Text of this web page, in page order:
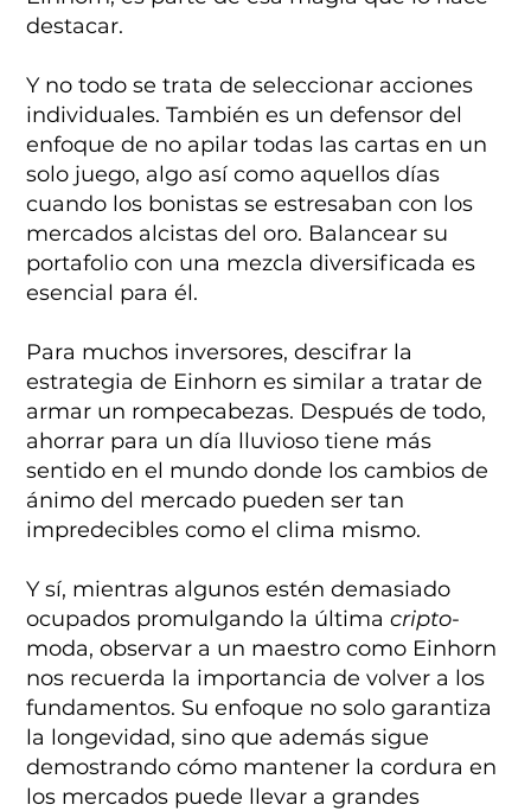
destacar.
Y no todo se trata de seleccionar acciones
individuales. También es un defensor del
enfoque de no apilar todas las cartas en un
solo juego, algo así como aquellos días
cuando los bonistas se estresaban con los
mercados alcistas del oro. Balancear su
portafolio con una mezcla diversificada es
esencial para él.
Para muchos inversores, descifrar la
estrategia de Einhorn es similar a tratar de
armar un rompecabezas. Después de todo,
ahorrar para un día lluvioso tiene más
sentido en el mundo donde los cambios de
ánimo del mercado pueden ser tan
impredecibles como el clima mismo.
Y sí, mientras algunos estén demasiado
ocupados promulgando la últimacripto-
moda, observar a un maestro como Einhorn
nos recuerda la importancia de volver a los
fundamentos. Su enfoque no solo garantiza
la longevidad, sino que además sigue
demostrando cómo mantener la cordura en
los mercados puede llevar a grandes